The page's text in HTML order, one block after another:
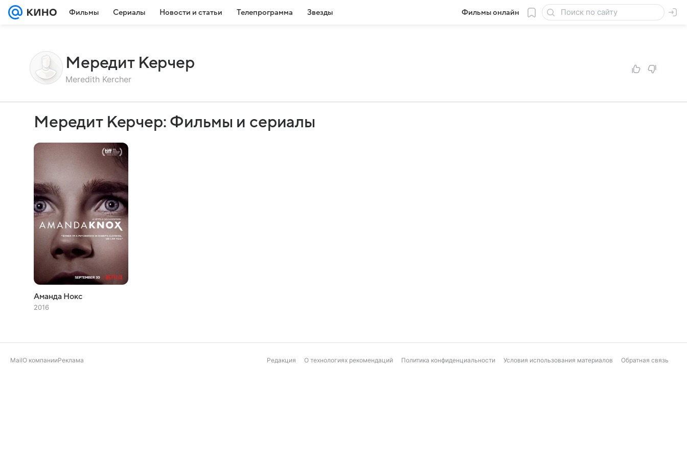
Фильмы Сериалы Новости и статьи Телепрограмма Звезды Фильмы онлайн
Мередит Керчер
Meredith Kercher
Мередит Керчер: Фильмы и сериалы
Аманда Нокс
2016
MailО компанииРеклама Редакция О технологиях рекомендаций Политика конфиденциальности Условия использования материалов Обратная связь